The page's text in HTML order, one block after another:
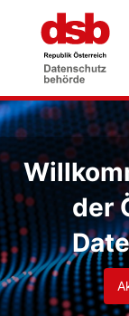
der